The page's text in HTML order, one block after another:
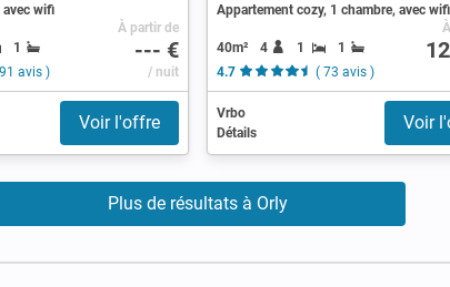
avec wifi
1
avis )
À partir de
--- €
/ nuit
Voir l'offre
Appartement cozy, 1 chambre, avec wifi
40m² 4 1
1
4.7
( 73 avis )
Vrbo
Détails
Voir
Plus de résultats à Orly